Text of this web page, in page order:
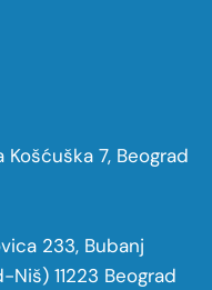
7, Beograd
233, Bubanj
11223 Beograd